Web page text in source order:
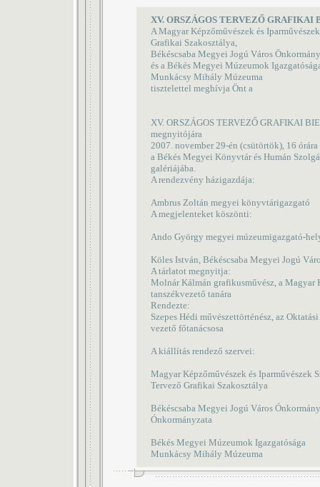
XV. ORSZÁGOS TERVEZŐ GRAFIKAI
A Magyar Képzőművészek és
Grafikai Szakosztálya,
Békéscsaba Megyei Jogú Város
és a Békés Megyei Múzeumok
Munkácsy Mihály Múzeuma
tisztelettel meghívja Önt a
XV. ORSZÁGOS TERVEZŐ GRAFIKAI
megnyitójára
2007. november 29-én (csütörtök), 16 órára
a Békés Megyei Könyvtár és Humán
galériájába.
A rendezvény házigazdája:
Ambrus Zoltán megyei könyvtárigazgató
A megjelenteket köszönti:
Ando György megyei múzeumigazgató-
Köles István, Békéscsaba Megyei Jogú
A tárlatot megnyitja:
Molnár Kálmán grafikusművész, a Magyar
tanszékvezető tanára
Rendezte:
Szepes Hédi művészettörténész, az
vezető főtanácsosa
A kiállítás rendező szervei:
Magyar Képzőművészek és Iparművészek
Tervező Grafikai Szakosztálya
Békéscsaba Megyei Jogú Város
Ónkormányzata
Békés Megyei Múzeumok Igazgatósága
Munkácsy Mihály Múzeuma